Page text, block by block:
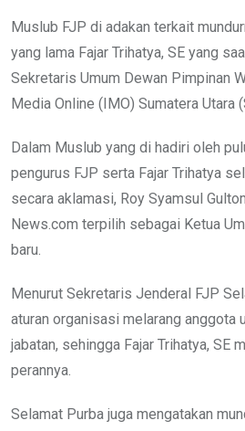
Muslub FJP di adakan terkait
yang lama Fajar Trihatya, SE yang
Sekretaris Umum Dewan Pimpinan
Media Online (IMO) Sumatera Utara
Dalam Muslub yang di hadiri oleh
pengurus FJP serta Fajar Trihatya
secara aklamasi, Roy Syamsul
News.com terpilih sebagai Ketua
baru.
Menurut Sekretaris Jenderal FJP
aturan organisasi melarang anggota
jabatan, sehingga Fajar Trihatya, SE
perannya.
Selamat Purba juga mengatakan